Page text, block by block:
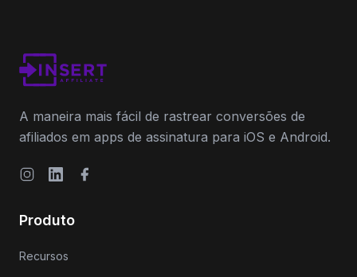
A maneira mais fácil de rastrear conversões de
afiliados em apps de assinatura para iOS e Android.
InstagramLinkedInFacebook
Produto
Recursos